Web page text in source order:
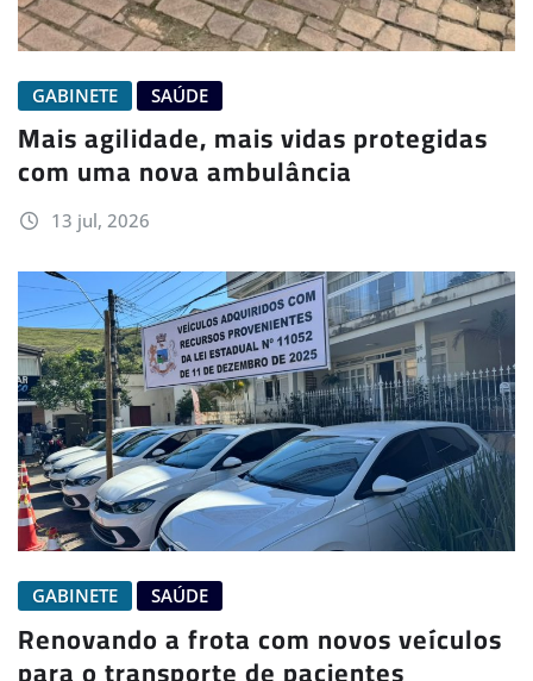
GABINETE SAÚDE
Mais agilidade, mais vidas protegidas
com uma nova ambulância
13 jul, 2026
GABINETE SAÚDE
Renovando a frota com novos veículos